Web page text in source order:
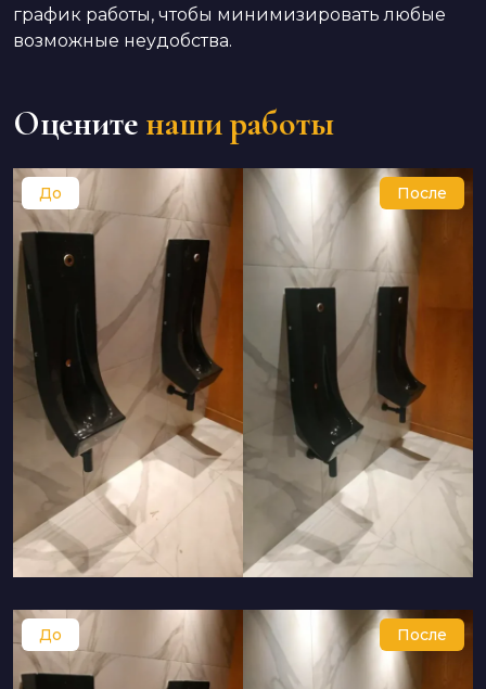
график работы, чтобы минимизировать любые
возможные неудобства.
Оцените наши работы